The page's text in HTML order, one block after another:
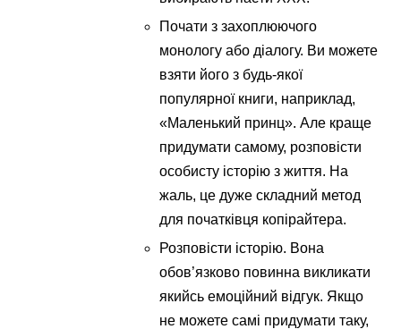
Почати з захоплюючого
монологу або діалогу. Ви можете
взяти його з будь-якої
популярної книги, наприклад,
«Маленький принц». Але краще
придумати самому, розповісти
особисту історію з життя. На
жаль, це дуже складний метод
для початківця копірайтера.
Розповісти історію. Вона
обов’язково повинна викликати
якийсь емоційний відгук. Якщо
не можете самі придумати таку,